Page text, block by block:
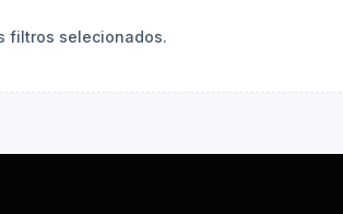
filtros selecionados.